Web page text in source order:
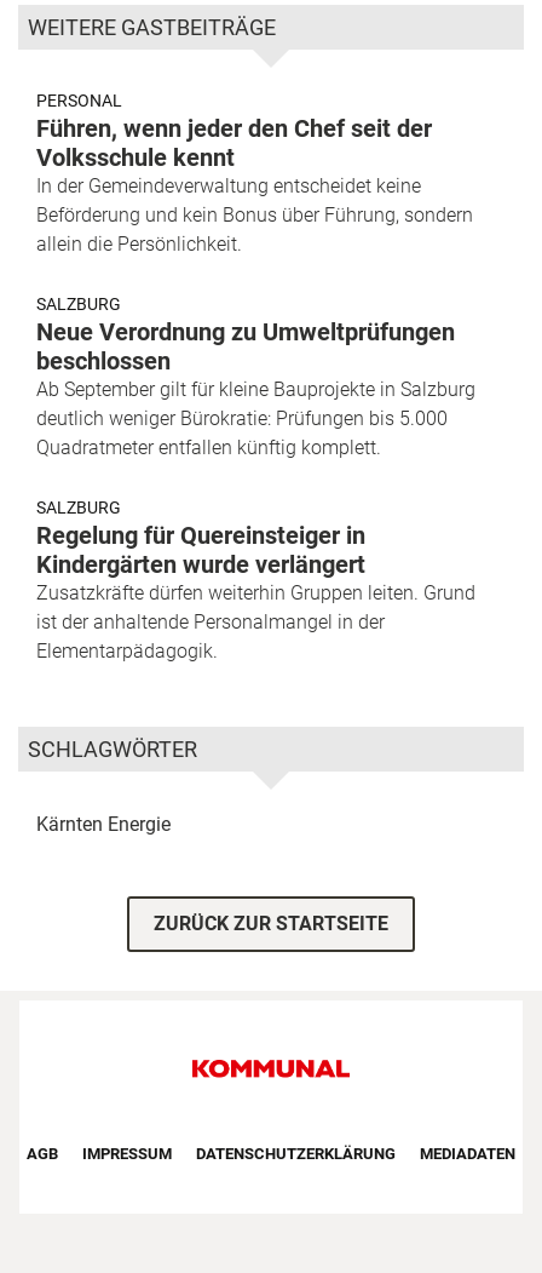
WEITERE GASTBEITRÄGE
PERSONAL
Führen, wenn jeder den Chef seit der
Volksschule kennt
In der Gemeindeverwaltung entscheidet keine
Beförderung und kein Bonus über Führung, sondern
allein die Persönlichkeit.
SALZBURG
Neue Verordnung zu Umweltprüfungen
beschlossen
Ab September gilt für kleine Bauprojekte in Salzburg
deutlich weniger Bürokratie: Prüfungen bis 5.000
Quadratmeter entfallen künftig komplett.
SALZBURG
Regelung für Quereinsteiger in
Kindergärten wurde verlängert
Zusatzkräfte dürfen weiterhin Gruppen leiten. Grund
ist der anhaltende Personalmangel in der
Elementarpädagogik.
SCHLAGWÖRTER
Kärnten Energie
ZURÜCK ZUR STARTSEITE
Footer First Navigation
AGB IMPRESSUM DATENSCHUTZERKLÄRUNG MEDIADATEN